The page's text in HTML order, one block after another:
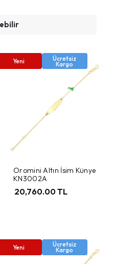
Yeni Ücretsiz
Kargo
Oromini Altın İsim Künye
KN3002A
20,760.00 TL
Yeni Ücretsiz
Kargo